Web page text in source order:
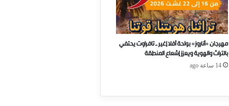
مهرجان «أناروز» بواحة أفلا إغير ـ تافراوت يحتفي
بالتراث والهوية ويعزز إشعاع المنطقة
14 ساعة ago